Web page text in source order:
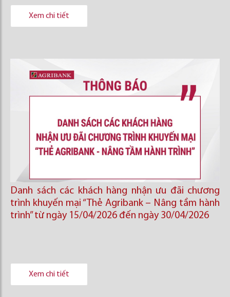
Xem chi tiết
Danh sách các khách hàng nhận ưu đãi chương
trình khuyến mại “Thẻ Agribank – Nâng tầm hành
trình” từ ngày 15/04/2026 đến ngày 30/04/2026
Xem chi tiết